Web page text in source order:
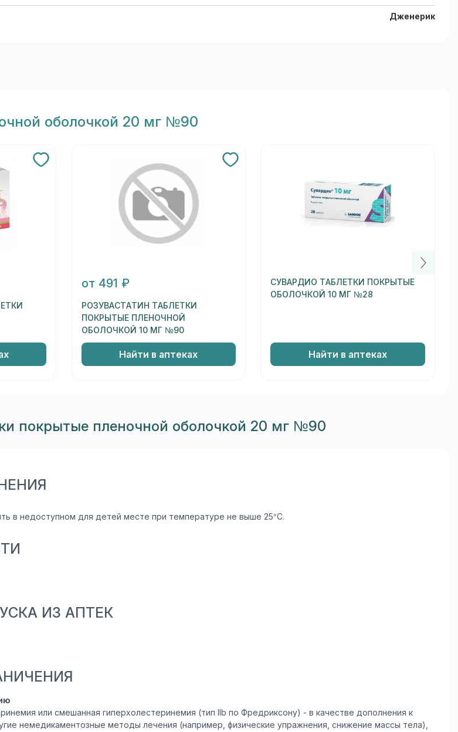
Дженерик
оболочкой 20 мг №90
от 491 ₽
РОЗУВАСТАТИН ТАБЛЕТКИ
ПОКРЫТЫЕ ПЛЕНОЧНОЙ
ОБОЛОЧКОЙ 10 МГ №90
Найти в аптеках
СУВАРДИО ТАБЛЕТКИ ПОКРЫТЫЕ
ОБОЛОЧКОЙ 10 МГ №28
Найти в аптеках
покрытые пленочной оболочкой 20 мг №90
в недоступном для детей месте при температуре не выше 25°С.
ИЗ АПТЕК
или смешанная гиперхолестеринемия (тип IIb по Фредриксону) - в качестве дополнения к
немедикаментозные методы лечения (например, физические упражнения, снижение массы тела),